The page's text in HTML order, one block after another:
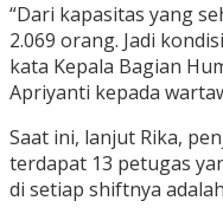
“Dari kapasitas yang
2.069 orang. Jadi
kata Kepala Bagian
Apriyanti kepada
Saat ini, lanjut Rika,
terdapat 13 petugas
di setiap shiftnya